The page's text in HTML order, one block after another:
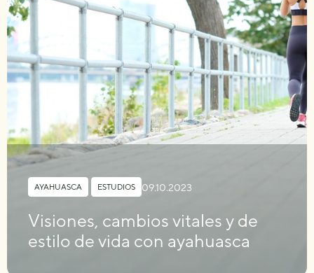
AYAHUASCA ESTUDIOS 09.10.2023
Visiones, cambios vitales y de
estilo de vida con ayahuasca